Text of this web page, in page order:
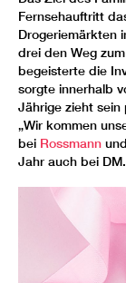
Fernsehauftritt
Drogeriemärkten
drei den Weg
begeisterte die
sorgte innerhalb
Jährige zieht sein
„Wir kommen
bei Rossmann
Jahr auch bei